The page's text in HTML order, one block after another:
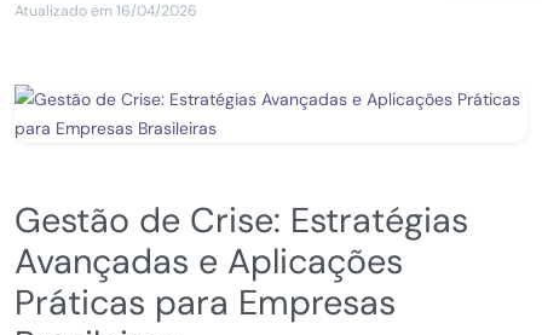
Atualizado em 16/04/2026
Gestão de Crise: Estratégias
Avançadas e Aplicações
Práticas para Empresas